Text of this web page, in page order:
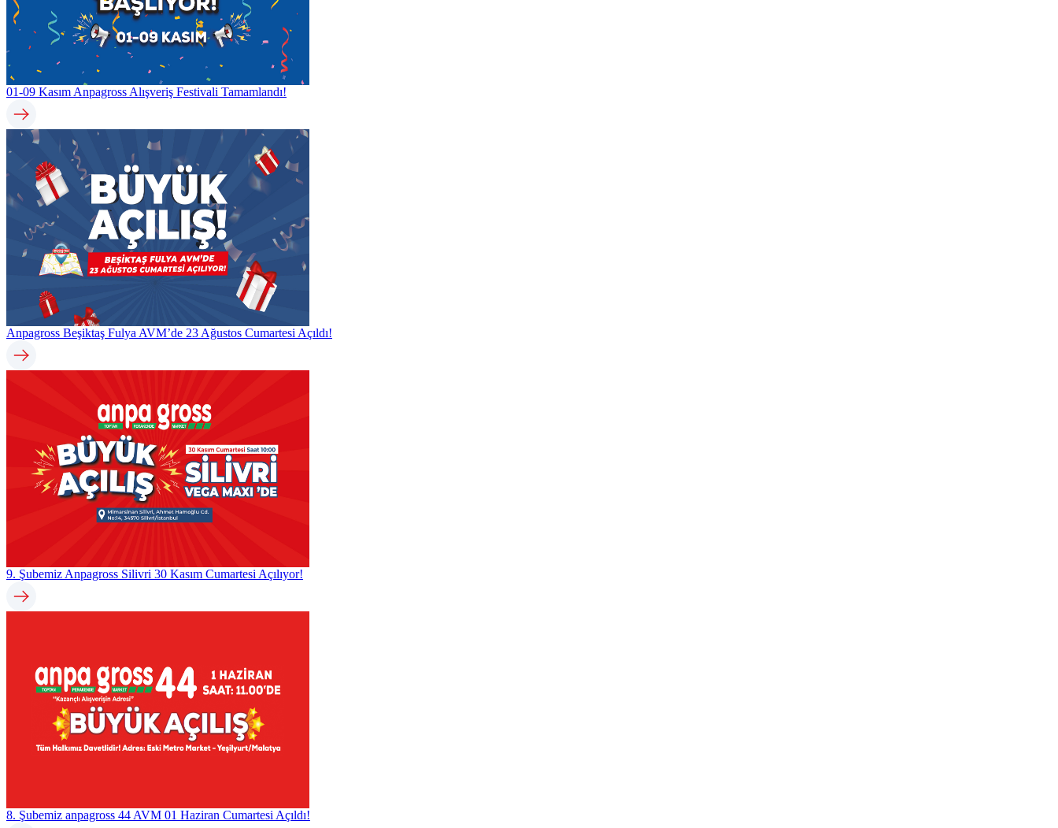
01-09 Kasım Anpagross Alışveriş Festivali Tamamlandı!
Anpagross Beşiktaş Fulya AVM’de 23 Ağustos Cumartesi Açıldı!
9. Şubemiz Anpagross Silivri 30 Kasım Cumartesi Açılıyor!
8. Şubemiz anpagross 44 AVM 01 Haziran Cumartesi Açıldı!